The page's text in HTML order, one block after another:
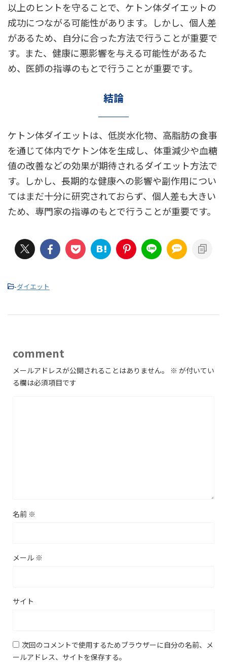
以上のヒントを守ることで、ケトン体ダイエットの
成功につながる可能性があります。しかし、個人差
があるため、自分に合った方法で行うことが重要で
す。また、健康に悪影響を与える可能性があるた
め、医師の指導のもとで行うことが重要です。
結論
ケトン体ダイエットは、低炭水化物、高脂肪の食事
を通じて体内でケトン体を生成し、体重減少や血糖
値の改善などの効果が期待されるダイエット方法で
す。しかし、長期的な健康への影響や副作用につい
てはまだ十分に研究されておらず、個人差も大きい
ため、専門家の指導のもとで行うことが重要です。
-ダイエット
comment
メールアドレスが公開されることはありません。 ※ が付いてい
る欄は必須項目です
名前 ※
メール ※
サイト
次回のコメントで使用するためブラウザーに自分の名前、メ
ールアドレス、サイトを保存する。